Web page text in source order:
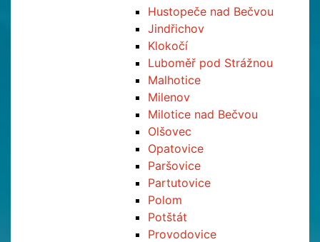
Hustopeče nad Bečvou
Jindřichov
Klokočí
Luboměř pod Strážnou
Malhotice
Milenov
Milotice nad Bečvou
Olšovec
Opatovice
Paršovice
Partutovice
Polom
Potštát
Provodovice